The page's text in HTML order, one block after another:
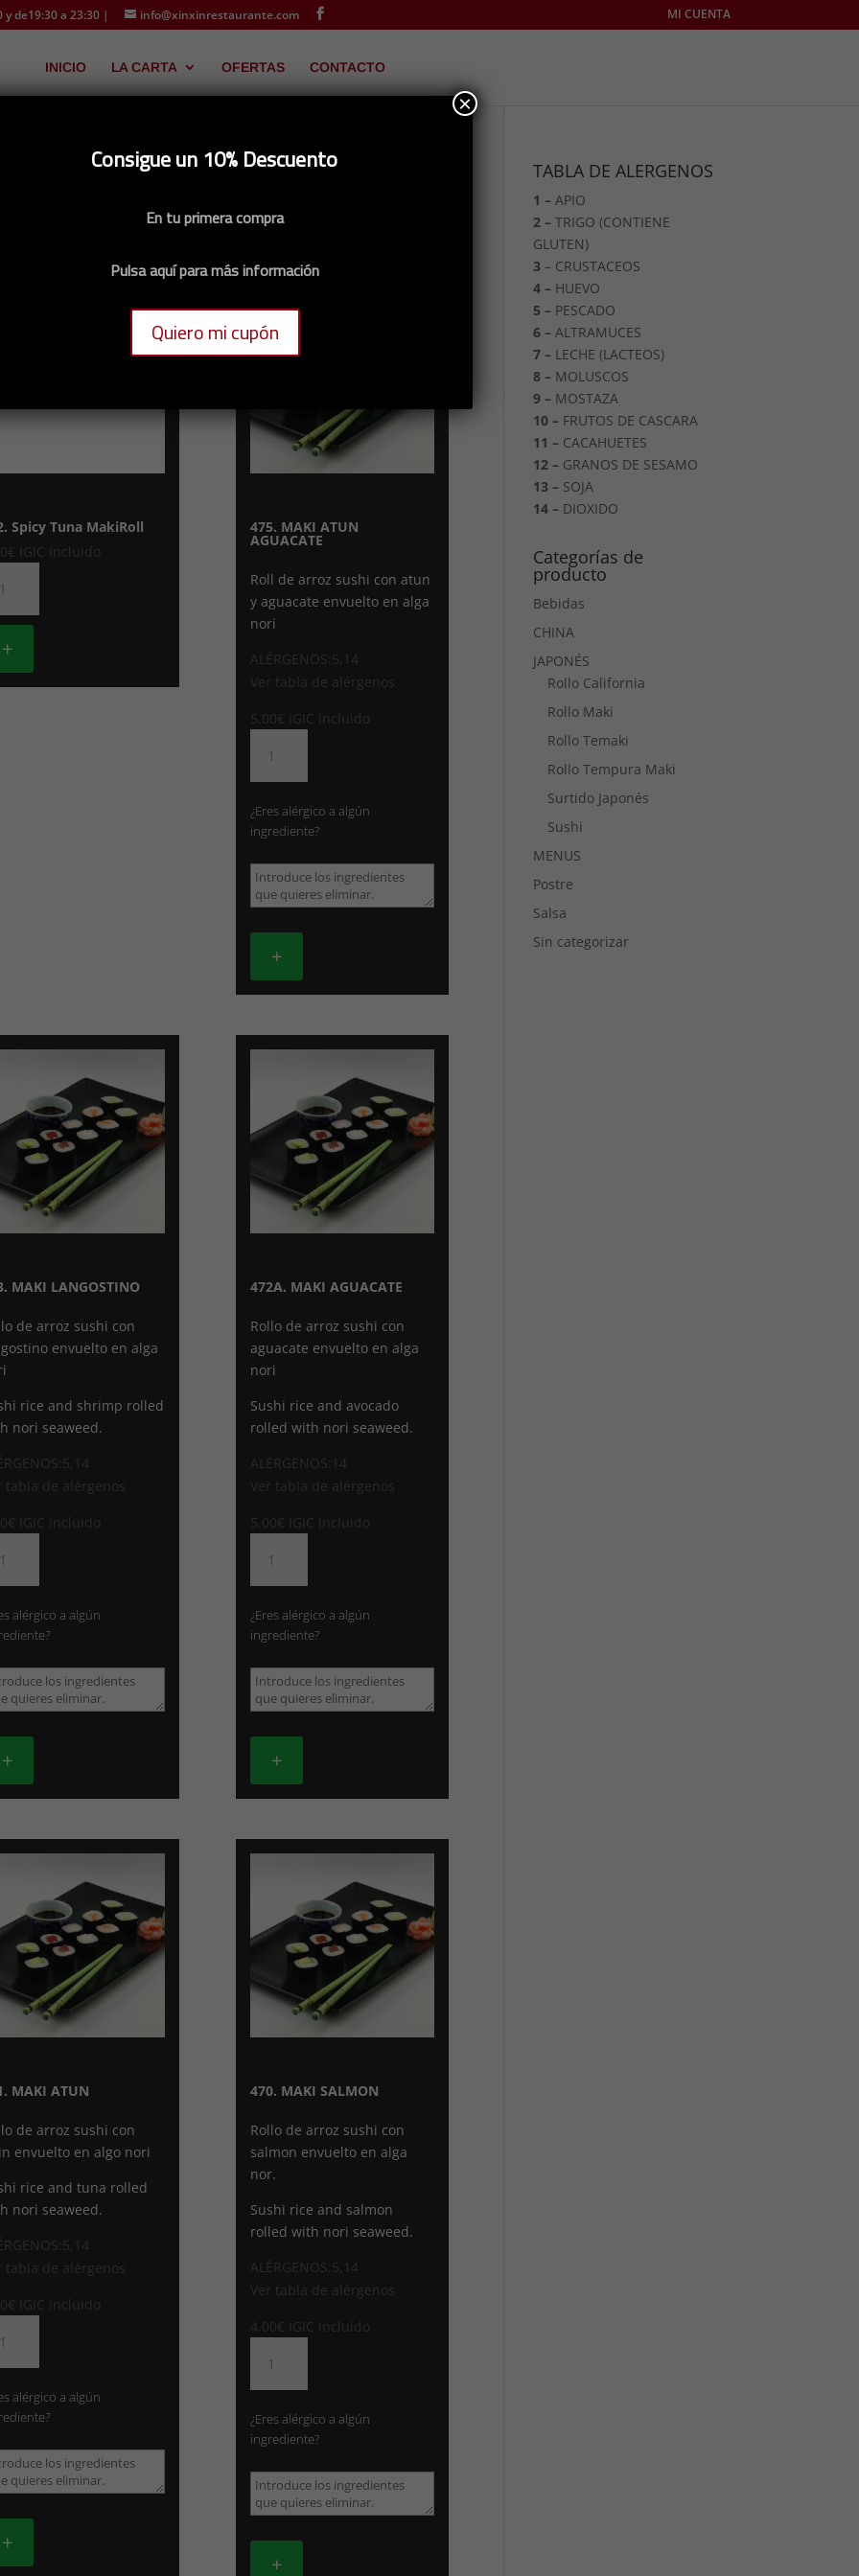
y de19:30 a 23:30 | info@xinxinrestaurante.com MI CUENTA
INICIO LA CARTA OFERTAS CONTACTO
Spicy Tuna MakiRoll
€ IGIC incluido
+
475. MAKI ATUN
AGUACATE
Roll de arroz sushi con atun
y aguacate envuelto en alga
nori
ALÉRGENOS:5,14
Ver tabla de alérgenos
5,00€ IGIC incluido
MAKI
ATUN
AGUACATE
cantidad
¿Eres alérgico a algún
ingrediente?
+
MAKI LANGOSTINO
de arroz sushi con
envuelto en alga
rice and shrimp rolled
nori seaweed.
tabla de alérgenos
€ IGIC incluido
alérgico a algún
+
472A. MAKI AGUACATE
Rollo de arroz sushi con
aguacate envuelto en alga
nori
Sushi rice and avocado
rolled with nori seaweed.
ALÉRGENOS:14
Ver tabla de alérgenos
5,00€ IGIC incluido
MAKI
AGUACATE
cantidad
¿Eres alérgico a algún
ingrediente?
+
MAKI ATUN
de arroz sushi con
envuelto en algo nori
rice and tuna rolled
nori seaweed.
tabla de alérgenos
€ IGIC incluido
alérgico a algún
+
470. MAKI SALMON
Rollo de arroz sushi con
salmon envuelto en alga
nor.
Sushi rice and salmon
rolled with nori seaweed.
ALÉRGENOS:5,14
Ver tabla de alérgenos
4,00€ IGIC incluido
MAKI
SALMON
cantidad
¿Eres alérgico a algún
ingrediente?
+
TABLA DE ALERGENOS
1 – APIO
2 – TRIGO (CONTIENE
GLUTEN)
3 – CRUSTACEOS
4 – HUEVO
5 – PESCADO
6 – ALTRAMUCES
7 – LECHE (LACTEOS)
8 – MOLUSCOS
9 – MOSTAZA
10 – FRUTOS DE CASCARA
11 – CACAHUETES
12 – GRANOS DE SESAMO
13 – SOJA
14 – DIOXIDO
Categorías de
producto
Bebidas
CHINA
JAPONÉS
Rollo California
Rollo Maki
Rollo Temaki
Rollo Tempura Maki
Surtido Japonés
Sushi
MENUS
Postre
Salsa
Sin categorizar
Consigue un 10% Descuento
En tu primera compra
Pulsa aquí para más información
Quiero mi cupón
×